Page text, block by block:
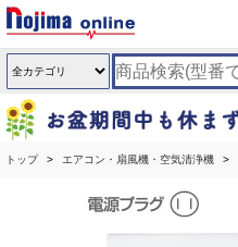
トップ エアコン・扇風機・空気清浄機